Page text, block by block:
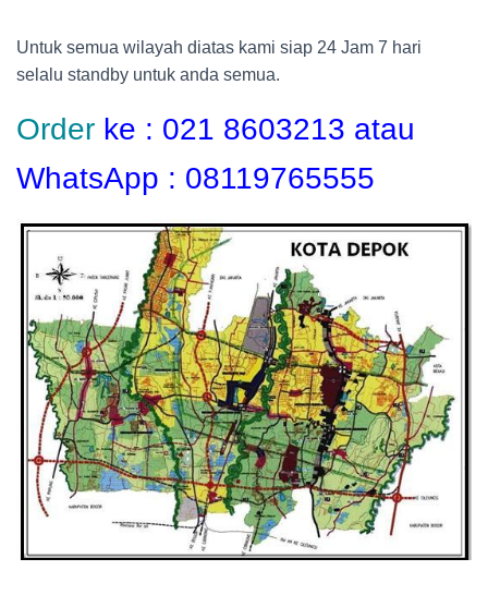
Untuk semua wilayah diatas kami siap 24 Jam 7 hari
selalu standby untuk anda semua.
Order ke : 021 8603213 atau
WhatsApp : 08119765555